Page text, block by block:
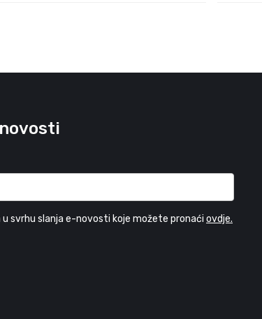
svrhu slanja e-novosti koje možete pronaći ovdje.